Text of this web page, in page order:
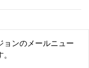
ョンのメールニュー